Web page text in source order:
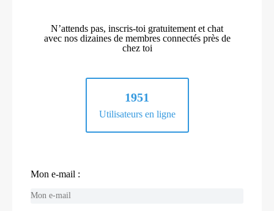
N’attends pas, inscris-toi gratuitement et chat
avec nos dizaines de membres connectés près de
chez toi
1951
Utilisateurs en ligne
Mon e-mail :